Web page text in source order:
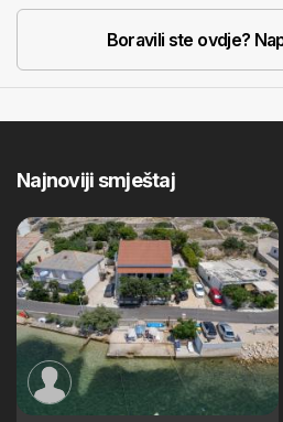
Boravili ste ovdje?
Najnoviji smještaj